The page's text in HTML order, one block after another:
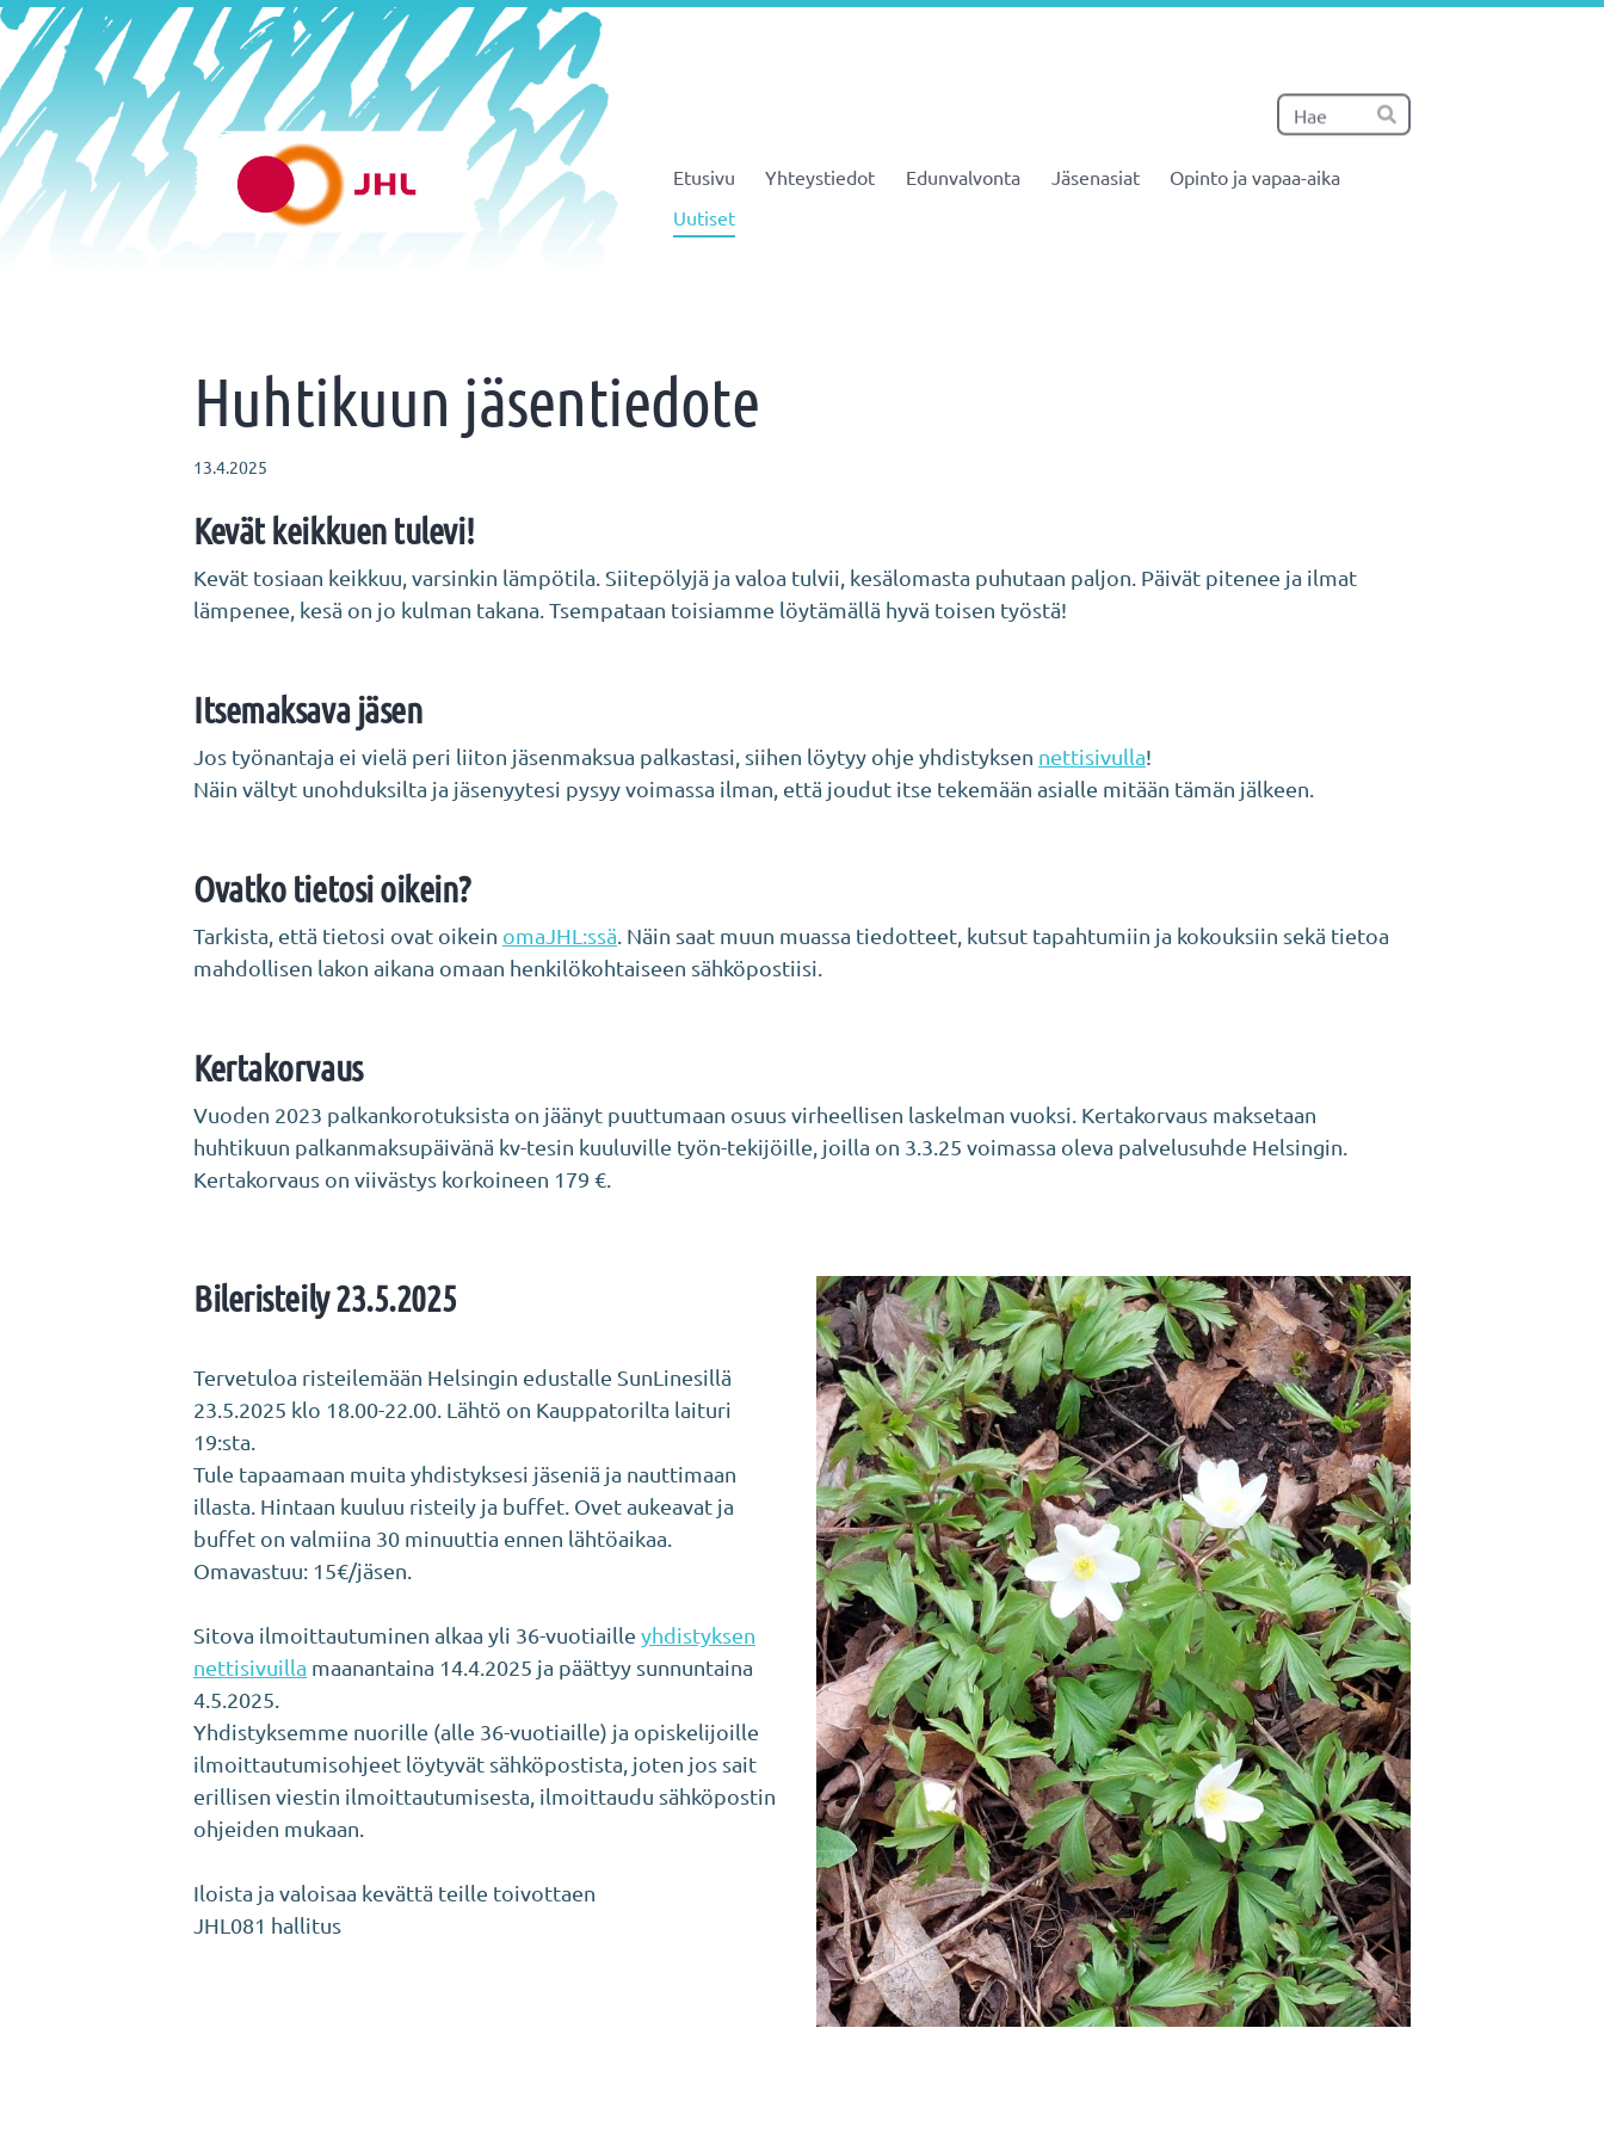
Siirry
sivun
sisältöön
Haku
Hae
Helsingin varhaiskasvatus JHL ry 081 Etusivu Yhteystiedot Edunvalvonta Jäsenasiat
Opinto ja vapaa-aika
Uutiset
Huhtikuun jäsentiedote
13.4.2025
Kevät keikkuen tulevi!
Kevät tosiaan keikkuu, varsinkin lämpötila. Siitepölyjä ja valoa tulvii, kesälomasta puhutaan paljon. Päivät pitenee ja ilmat
lämpenee, kesä on jo kulman takana. Tsempataan toisiamme löytämällä hyvä toisen työstä!
Itsemaksava jäsen
Jos työnantaja ei vielä peri liiton jäsenmaksua palkastasi, siihen löytyy ohje yhdistyksen nettisivulla!
Näin vältyt unohduksilta ja jäsenyytesi pysyy voimassa ilman, että joudut itse tekemään asialle mitään tämän jälkeen.
Ovatko tietosi oikein?
Tarkista, että tietosi ovat oikein omaJHL:ssä . Näin saat muun muassa tiedotteet, kutsut tapahtumiin ja kokouksiin sekä tietoa
mahdollisen lakon aikana omaan henkilökohtaiseen sähköpostiisi.
Kertakorvaus
Vuoden 2023 palkankorotuksista on jäänyt puuttumaan osuus virheellisen laskelman vuoksi. Kertakorvaus maksetaan
huhtikuun palkanmaksupäivänä kv-tesin kuuluville työn-tekijöille, joilla on 3.3.25 voimassa oleva palvelusuhde Helsingin.
Kertakorvaus on viivästys korkoineen 179 €.
Bileristeily 23.5.2025
Tervetuloa risteilemään Helsingin edustalle SunLinesillä
23.5.2025 klo 18.00-22.00. Lähtö on Kauppatorilta laituri
19:sta.
Tule tapaamaan muita yhdistyksesi jäseniä ja nauttimaan
illasta. Hintaan kuuluu risteily ja buffet. Ovet aukeavat ja
buffet on valmiina 30 minuuttia ennen lähtöaikaa.
Omavastuu: 15€/jäsen.
Sitova ilmoittautuminen alkaa yli 36-vuotiaille yhdistyksen
nettisivuilla maanantaina 14.4.2025 ja päättyy sunnuntaina
4.5.2025.
Yhdistyksemme nuorille (alle 36-vuotiaille) ja opiskelijoille
ilmoittautumisohjeet löytyvät sähköpostista, joten jos sait
erillisen viestin ilmoittautumisesta, ilmoittaudu sähköpostin
ohjeiden mukaan.
Iloista ja valoisaa kevättä teille toivottaen
JHL081 hallitus